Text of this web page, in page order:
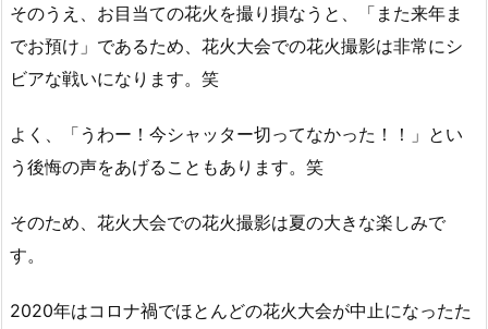
そのうえ、お目当ての花火を撮り損なうと、「また来年ま
でお預け」であるため、花火大会での花火撮影は非常にシ
ビアな戦いになります。笑
よく、「うわー！今シャッター切ってなかった！！」とい
う後悔の声をあげることもあります。笑
そのため、花火大会での花火撮影は夏の大きな楽しみで
す。
2020年はコロナ禍でほとんどの花火大会が中止になったた